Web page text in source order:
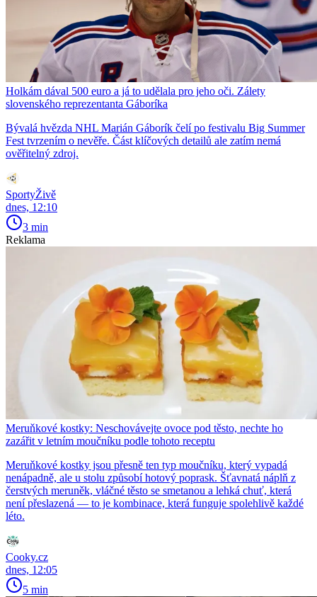
Holkám dával 500 euro a já to udělala pro jeho oči. Zálety
slovenského reprezentanta Gáboríka
Bývalá hvězda NHL Marián Gáborík čelí po festivalu Big Summer
Fest tvrzením o nevěře. Část klíčových detailů ale zatím nemá
ověřitelný zdroj.
SportyŽivě
dnes, 12:10
3 min
Reklama
Meruňkové kostky: Neschovávejte ovoce pod těsto, nechte ho
zazářit v letním moučníku podle tohoto receptu
Meruňkové kostky jsou přesně ten typ moučníku, který vypadá
nenápadně, ale u stolu způsobí hotový poprask. Šťavnatá náplň z
čerstvých meruněk, vláčné těsto se smetanou a lehká chuť, která
není přeslazená — to je kombinace, která funguje spolehlivě každé
léto.
Cooky.cz
dnes, 12:05
5 min